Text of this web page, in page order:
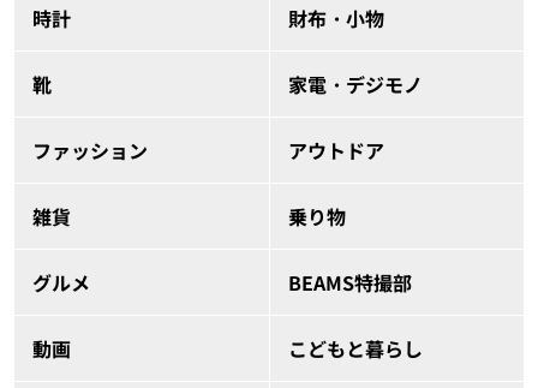
時計 財布・小物
靴 家電・デジモノ
ファッション アウトドア
雑貨 乗り物
グルメ BEAMS特撮部
動画 こどもと暮らし